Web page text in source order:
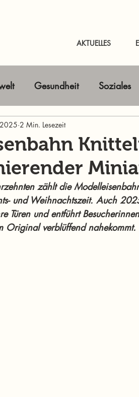
AKTUELLES
Gesundheit Soziales
erweitern
Magazin News Murtal
2 Min. Lesezeit
zählt die
und Weihnachtszeit. Auch
Türen und entführt
Original verblüffend nahekommt.